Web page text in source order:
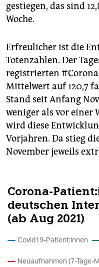
gestiegen, das sind
Woche.
Erfreulicher ist die
Totenzahlen. Der
registrierten
Mittelwert auf 120,7
Stand seit Anfang
weniger als vor einer
wird diese
Vorjahren. Da stieg
November jeweils